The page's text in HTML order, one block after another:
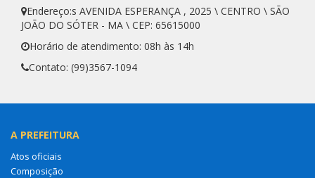
Endereço:s AVENIDA ESPERANÇA , 2025 \ CENTRO \ SÃO
JOÃO DO SÓTER - MA \ CEP: 65615000
Horário de atendimento: 08h às 14h
Contato: (99)3567-1094
A PREFEITURA
Atos oficiais
Composição